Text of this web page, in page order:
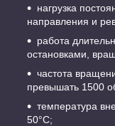
нагрузка
направления и
работа
остановками,
частота
превышать 1500
температура
50°С;